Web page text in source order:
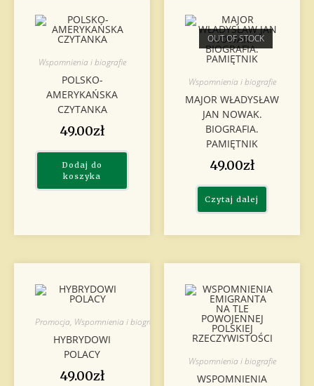
Wspomnienia i biografie
POLSKO-
AMERYKAŃSKA
CZYTANKA
49.00zł
Dodaj do
koszyka
OUT OF STOCK
Wspomnienia i biografie
MAJOR WŁADYSŁAW
JAN NOWAK.
BIOGRAFIA.
PAMIĘTNIK
49.00zł
Czytaj dalej
Promocja, Wspomnienia i biografie
HYBRYDOWI
POLACY
49.00zł
Wspomnienia i biografie
WSPOMNIENIA